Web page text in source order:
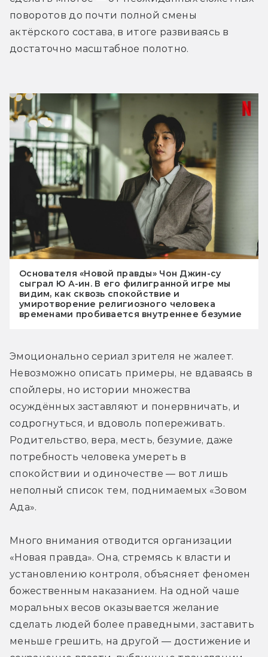
поворотов до почти полной смены
актёрского состава, в итоге развиваясь в
достаточно масштабное полотно.
Основателя «Новой правды» Чон Джин-су
сыграл Ю А-ин. В его филигранной игре мы
видим, как сквозь спокойствие и
умиротворение религиозного человека
временами пробивается внутреннее безумие
Эмоционально сериал зрителя не жалеет.
Невозможно описать примеры, не вдаваясь в
спойлеры, но истории множества
осуждённых заставляют и понервничать, и
содрогнуться, и вдоволь попереживать.
Родительство, вера, месть, безумие, даже
потребность человека умереть в
спокойствии и одиночестве — вот лишь
неполный список тем, поднимаемых «Зовом
Ада».
Много внимания отводится организации
«Новая правда». Она, стремясь к власти и
установлению контроля, объясняет феномен
божественным наказанием. На одной чаше
моральных весов оказывается желание
сделать людей более праведными, заставить
меньше грешить, на другой — достижение и